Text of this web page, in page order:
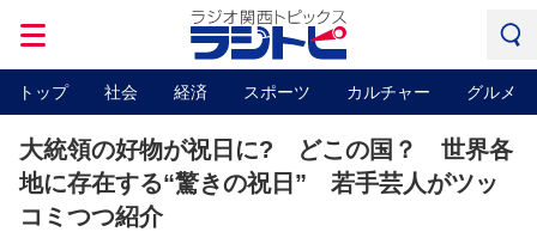
トップ 社会 経済 スポーツ カルチャー グルメ
大統領の好物が祝日に? どこの国？ 世界各
地に存在する“驚きの祝日” 若手芸人がツッ
コミつつ紹介